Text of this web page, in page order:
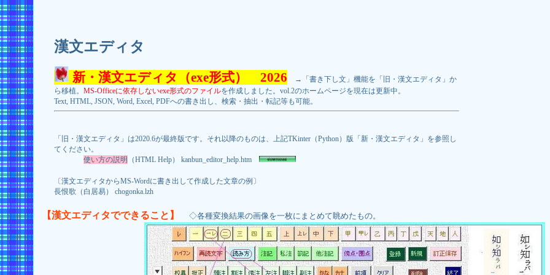
漢文エディタ
新・漢文エディタ（exe形式） 2026 →「書き下し文」機能を「旧・漢文エディタ」か
ら移植。 MS-Officeに依存しないexe形式のファイルを作成しました。vol.2のホームページを現在は更新中。
Text, HTML, JSON, Word, Excel, PDFへの書き出し、検索・抽出・転記等も可能。
「旧・漢文エディタ」は2020.6が最終版です。それ以降のものは、上記TKinter（Python）版「新・漢文エディタ」を参照し
てください。
使い方の説明
（HTML Help） kanbun_editor_help.htm
〔漢文エディタからMS-Wordに書き出して作成した文章の例〕
長恨歌（白居易） chogonka.lzh
【漢文エディタでできること】 ◇各種変換結果の画像を一枚にまとめて眺めたもの。